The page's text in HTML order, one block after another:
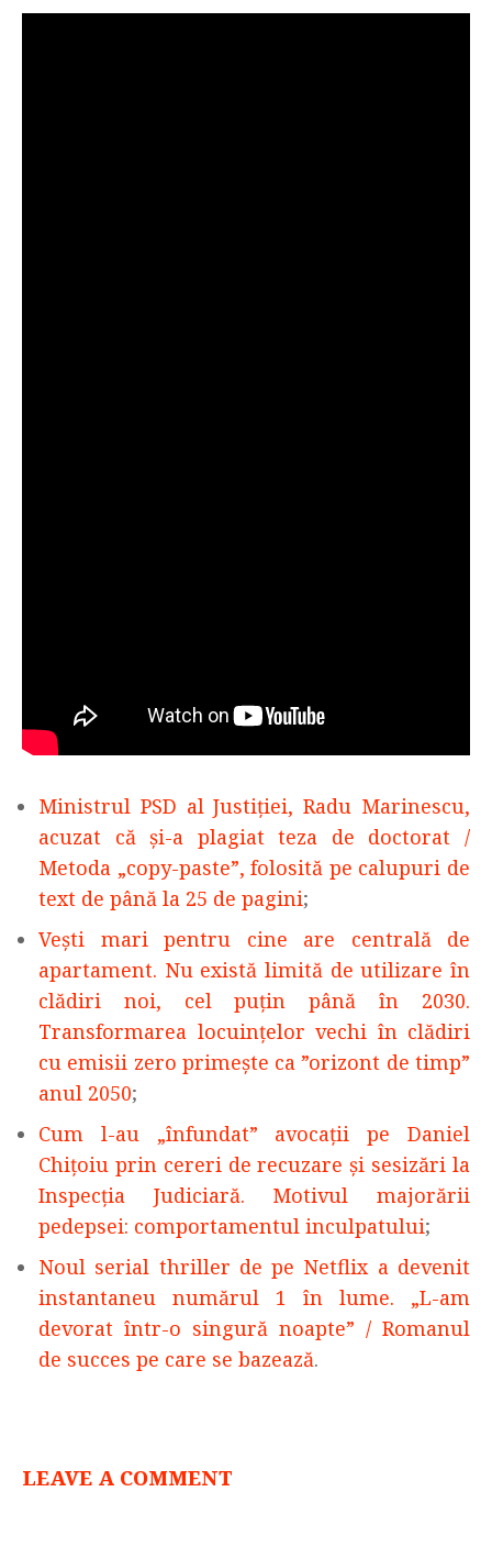
Ministrul PSD al Justiției, Radu Marinescu,
acuzat că și-a plagiat teza de doctorat /
Metoda „copy-paste”, folosită pe calupuri de
text de până la 25 de pagini;
Vești mari pentru cine are centrală de
apartament. Nu există limită de utilizare în
clădiri noi, cel puțin până în 2030.
Transformarea locuințelor vechi în clădiri
cu emisii zero primește ca ”orizont de timp”
anul 2050;
Cum l-au „înfundat” avocații pe Daniel
Chițoiu prin cereri de recuzare și sesizări la
Inspecția Judiciară. Motivul majorării
pedepsei: comportamentul inculpatului;
Noul serial thriller de pe Netflix a devenit
instantaneu numărul 1 în lume. „L-am
devorat într-o singură noapte” / Romanul
de succes pe care se bazează.
LEAVE A COMMENT